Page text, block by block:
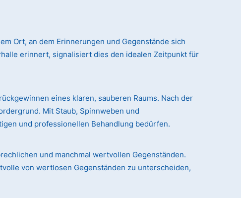
Ort, an dem Erinnerungen und Gegenstände sich
erinnert, signalisiert dies den idealen Zeitpunkt für
eines klaren, sauberen Raums. Nach der
Mit Staub, Spinnweben und
und professionellen Behandlung bedürfen.
und manchmal wertvollen Gegenständen.
von wertlosen Gegenständen zu unterscheiden,